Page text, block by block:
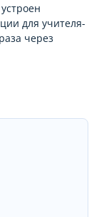
для учителя-
через